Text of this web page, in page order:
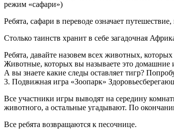
режим «сафари»)
Ребята, сафари в переводе означает
Столько таинств хранит в себе загадочная
Ребята, давайте назовем всех животных, которых
Животные, которых вы называете это домашние
А вы знаете какие следы оставляет тигр?
3. Подвижная игра «Зоопарк»
Все участники игры выводят на середину
животного, а остальные угадывают. По
Все ребята возвращаются к песочнице.